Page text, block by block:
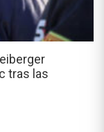
tras las